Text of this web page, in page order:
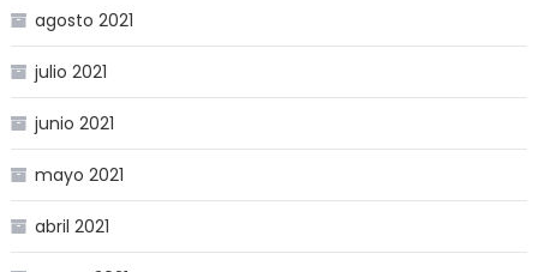
agosto 2021
julio 2021
junio 2021
mayo 2021
abril 2021